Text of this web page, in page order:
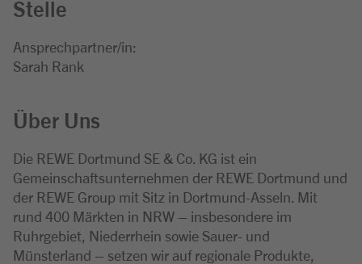
Stelle
Ansprechpartner/in:
Sarah Rank
Über Uns
Die REWE Dortmund SE & Co. KG ist ein
Gemeinschaftsunternehmen der REWE Dortmund und
der REWE Group mit Sitz in Dortmund-Asseln. Mit
rund 400 Märkten in NRW – insbesondere im
Ruhrgebiet, Niederrhein sowie Sauer- und
Münsterland – setzen wir auf regionale Produkte,